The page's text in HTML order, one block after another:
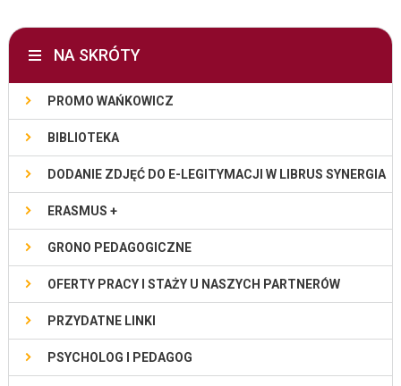
NA SKRÓTY
PROMO WAŃKOWICZ
BIBLIOTEKA
DODANIE ZDJĘĆ DO E-LEGITYMACJI W LIBRUS SYNERGIA
ERASMUS +
GRONO PEDAGOGICZNE
OFERTY PRACY I STAŻY U NASZYCH PARTNERÓW
PRZYDATNE LINKI
PSYCHOLOG I PEDAGOG